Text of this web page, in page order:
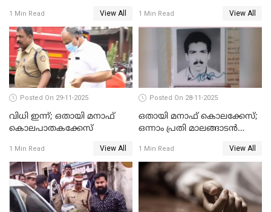
1 Min Read View All
കേസ്
1 Min Read View All
Posted On 29-11-2025
വിധി ഇന്ന്; ഒതായി മനാഫ്
കൊലപാതകക്കേസ്
1 Min Read View All
Posted On 28-11-2025
ഒതായി മനാഫ് കൊലക്കേസ്;
ഒന്നാം പ്രതി മാലങ്ങാടന്‍
1 Min Read View All